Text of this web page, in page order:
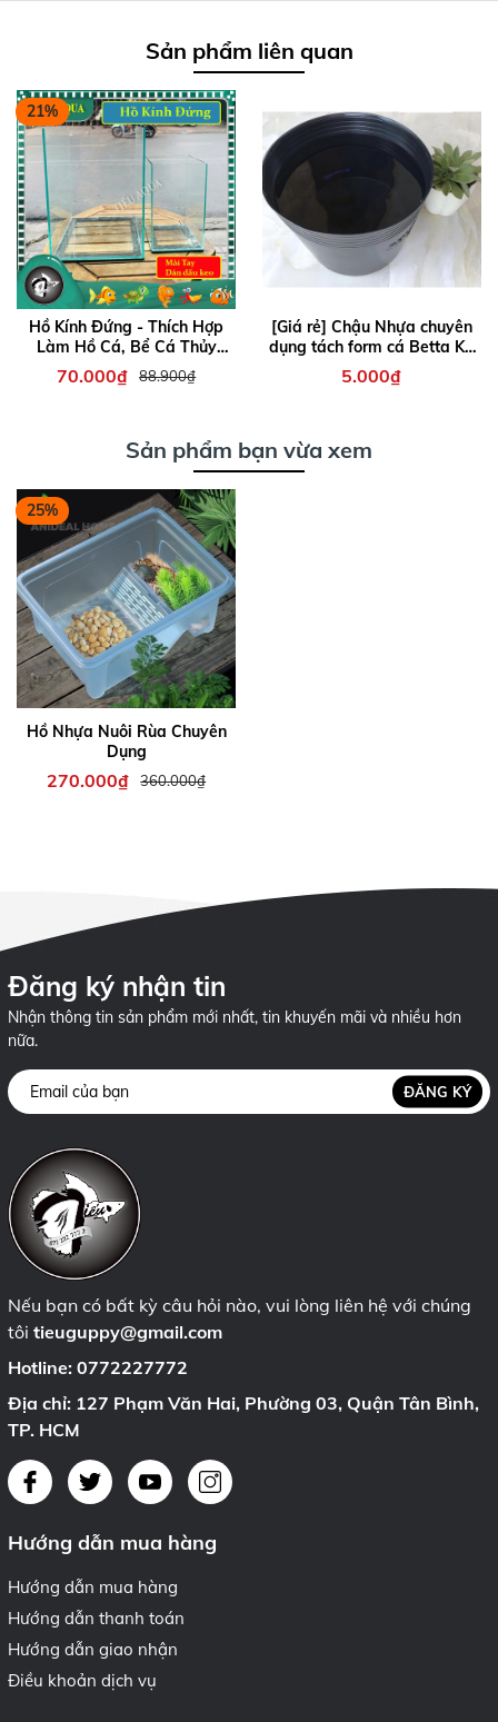
Sản phẩm liên quan
21%
Hồ Kính Đứng - Thích Hợp
Làm Hồ Cá, Bể Cá Thủy
Sinh, Hồ Kính Trưng Bày
70.000₫ 88.900₫
[Giá rẻ] Chậu Nhựa chuyên
dụng tách form cá Betta KT
20x16cm
5.000₫
Sản phẩm bạn vừa xem
25%
Hồ Nhựa Nuôi Rùa Chuyên
Dụng
270.000₫ 360.000₫
Đăng ký nhận tin
Nhận thông tin sản phẩm mới nhất, tin khuyến mãi và nhiều hơn
nữa.
ĐĂNG KÝ
Nếu bạn có bất kỳ câu hỏi nào, vui lòng liên hệ với chúng
tôi tieuguppy@gmail.com
Hotline: 0772227772
Địa chỉ: 127 Phạm Văn Hai, Phường 03, Quận Tân Bình,
TP. HCM
Hướng dẫn mua hàng
Hướng dẫn mua hàng
Hướng dẫn thanh toán
Hướng dẫn giao nhận
Điều khoản dịch vụ